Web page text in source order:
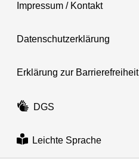
Impressum / Kontakt
Datenschutzerklärung
Erklärung zur Barrierefreiheit
DGS
Leichte Sprache